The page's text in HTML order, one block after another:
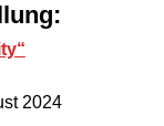
2024